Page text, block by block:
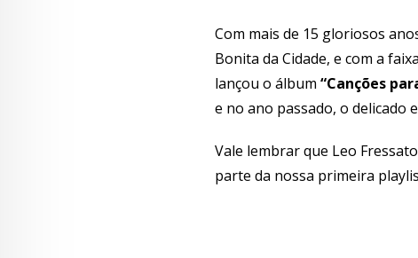
Com mais de 15 gloriosos
Bonita da Cidade, e com a faixa
lançou o álbum “Canções
e no ano passado, o delicado
Vale lembrar que Leo
parte da nossa primeira